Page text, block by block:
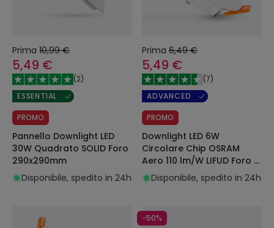
Prima 10,99 €
5,49 €
(2)
ESSENTIAL
PROMO
Pannello Downlight LED
30W Quadrato SOLID Foro
290x290mm
Disponibile, spedito in 24h
Prima 6,49 €
5,49 €
(7)
ADVANCED
PROMO
Downlight LED 6W
Circolare Chip OSRAM
Aero 110 lm/W LIFUD Foro Ø
80 mm
Disponibile, spedito in 24h
-50%